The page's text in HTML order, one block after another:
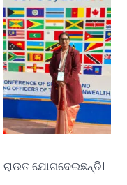
ରାଉତ ଯୋଗଦେଇଛନ୍ତି।